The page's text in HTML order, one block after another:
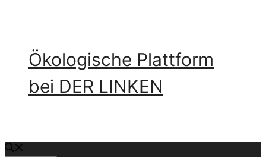
Ökologische Plattform
bei DER LINKEN